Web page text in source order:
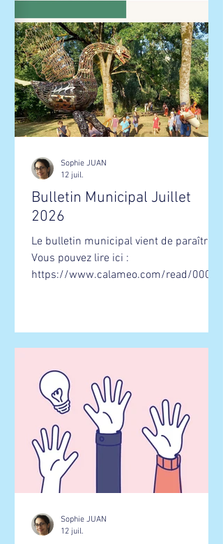
Bulletin Municipal Juillet
2026
Le bulletin municipal vient de paraître !
Vous pouvez lire ici :
https://www.calameo.com/read/00001
Sophie JUAN
12 juil.
Sophie JUAN
12 juil.